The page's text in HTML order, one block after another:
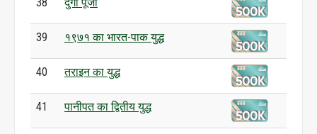
39 १९७१ का भारत-पाक युद्ध
40 तराइन का युद्ध
41 पानीपत का द्वितीय युद्ध